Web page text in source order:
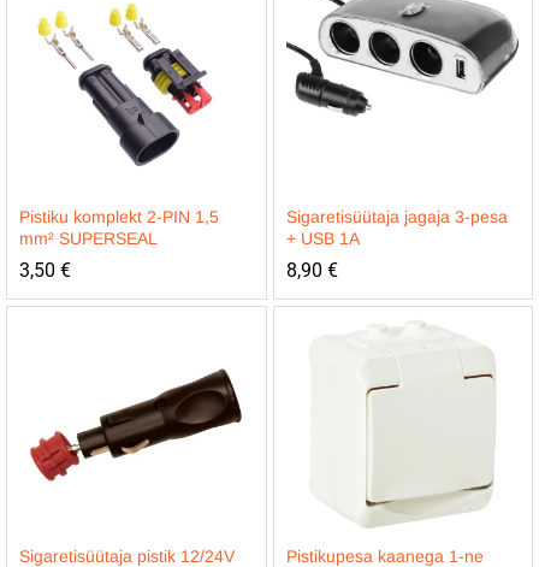
Pistiku komplekt 2-PIN 1,5
mm² SUPERSEAL
3,50 €
Sigaretisüütaja jagaja 3-pesa
+ USB 1A
8,90 €
Sigaretisüütaja pistik 12/24V
Pistikupesa kaanega 1-ne